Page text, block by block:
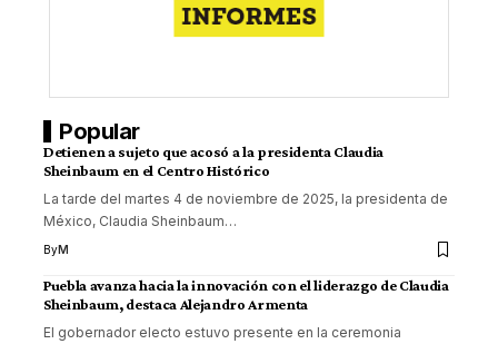
Popular
Detienen a sujeto que acosó a la presidenta Claudia
Sheinbaum en el Centro Histórico
La tarde del martes 4 de noviembre de 2025, la presidenta de
México, Claudia Sheinbaum…
ByM
Puebla avanza hacia la innovación con el liderazgo de Claudia
Sheinbaum, destaca Alejandro Armenta
El gobernador electo estuvo presente en la ceremonia